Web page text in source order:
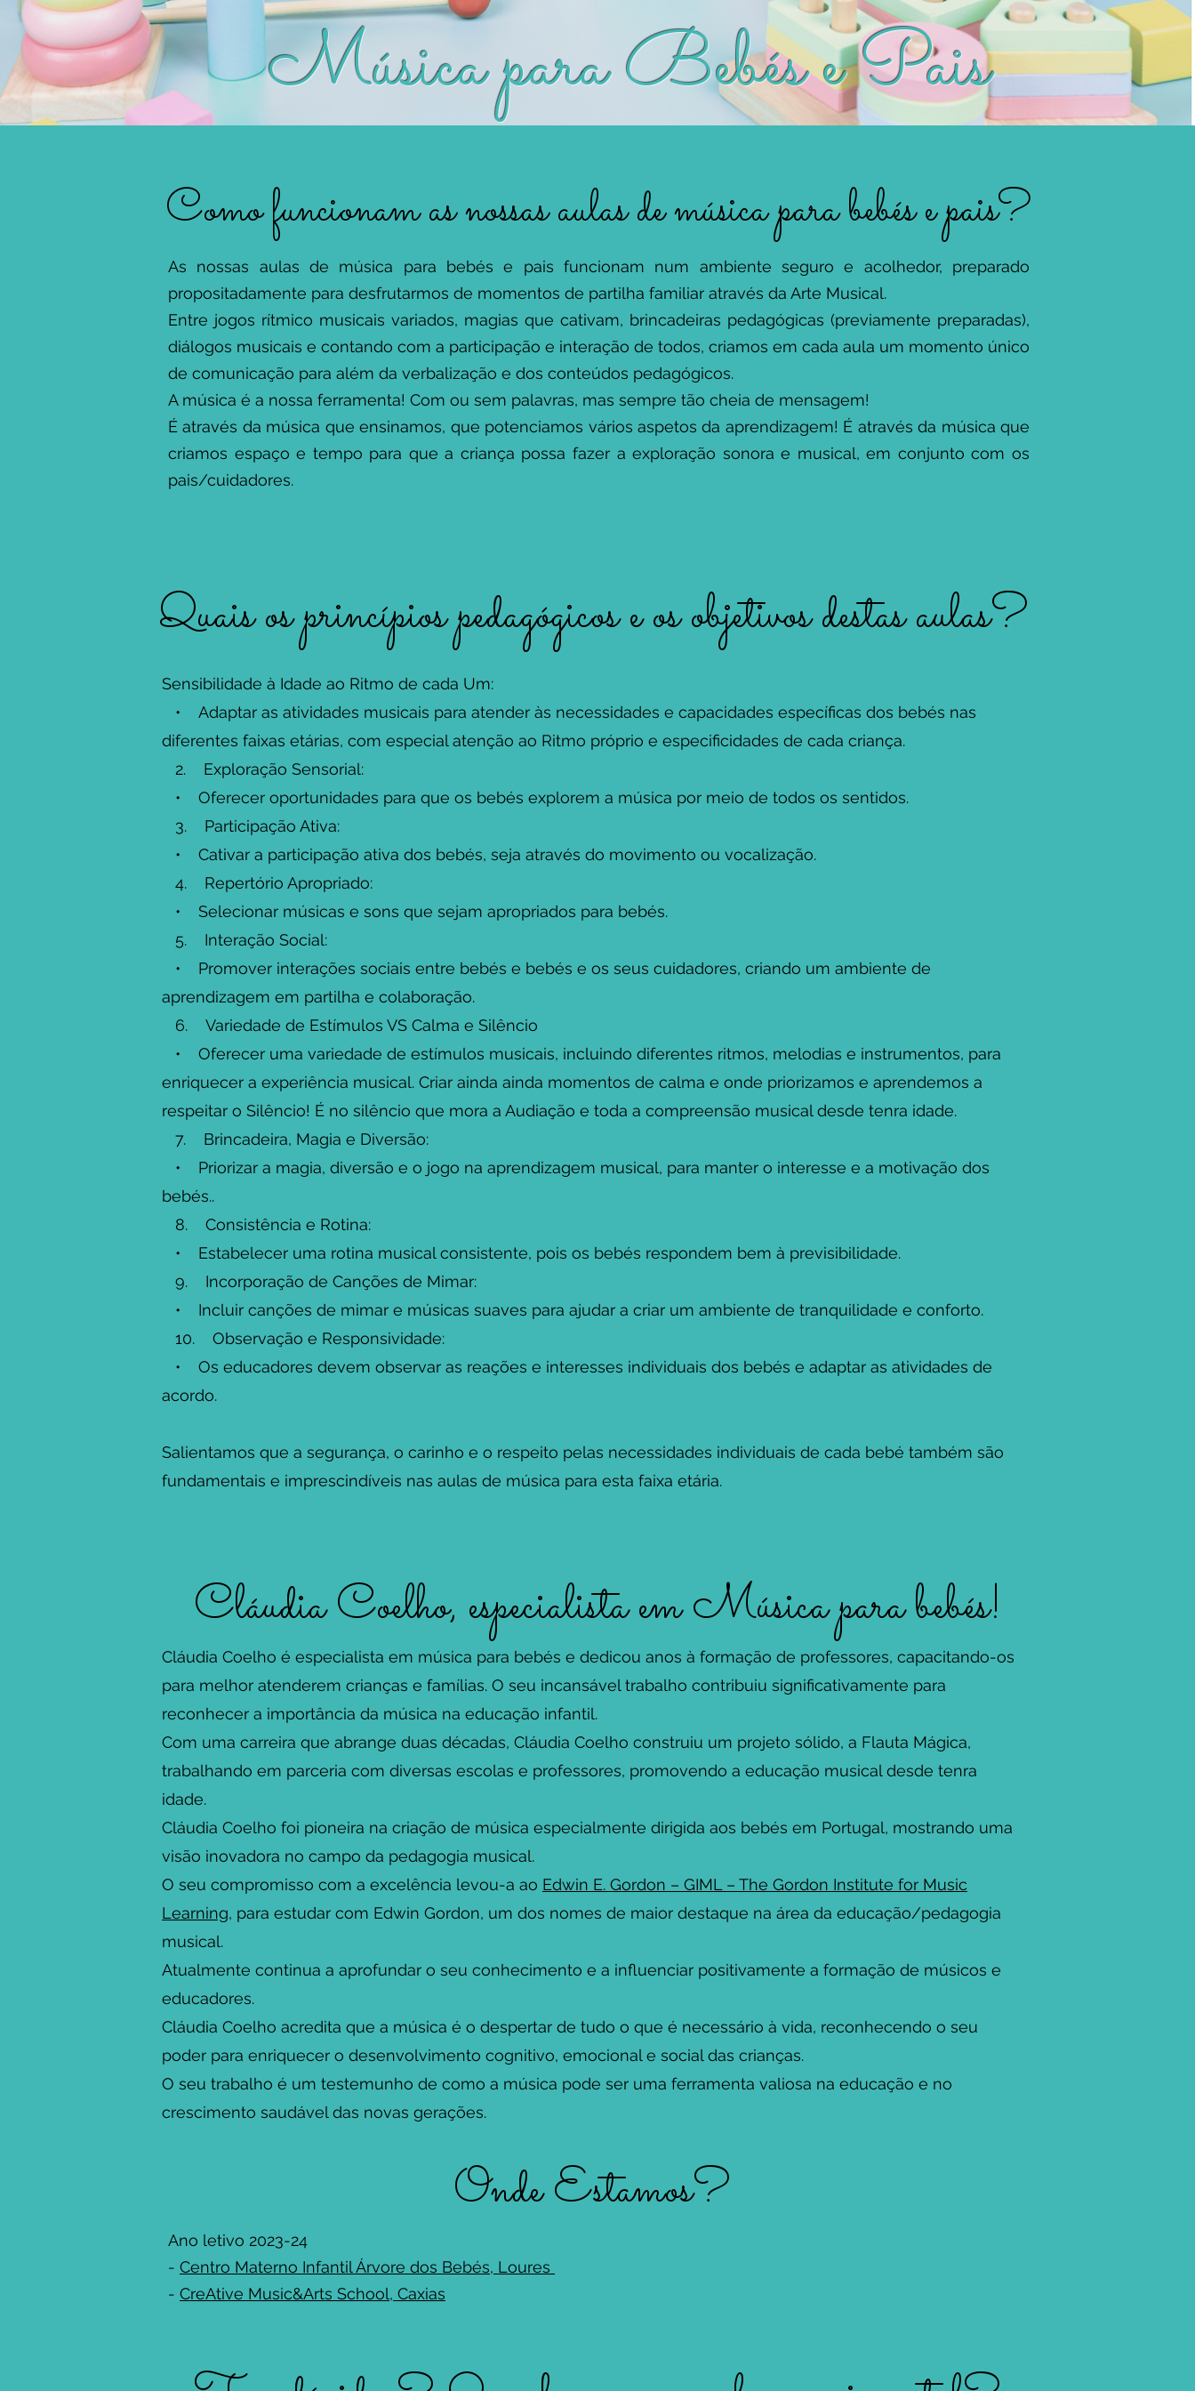
Música para Bebés e Pais
Como funcionam as nossas aulas de música para bebés e pais?
As nossas aulas de música para bebés e pais funcionam num ambiente seguro e acolhedor, preparado
propositadamente para desfrutarmos de momentos de partilha familiar através da Arte Musical.
Entre jogos rítmico musicais variados, magias que cativam, brincadeiras pedagógicas (previamente preparadas),
diálogos musicais e contando com a participação e interação de todos, criamos em cada aula um momento único
de comunicação para além da verbalização e dos conteúdos pedagógicos.
A música é a nossa ferramenta! Com ou sem palavras, mas sempre tão cheia de mensagem!
É através da música que ensinamos, que potenciamos vários aspetos da aprendizagem! É através da música que
criamos espaço e tempo para que a criança possa fazer a exploração sonora e musical, em conjunto com os
pais/cuidadores.
Quais os princípios pedagógicos e os objetivos destas aulas?
Sensibilidade à Idade ao Ritmo de cada Um:
• Adaptar as atividades musicais para atender às necessidades e capacidades específicas dos bebés nas
diferentes faixas etárias, com especial atenção ao Ritmo próprio e especificidades de cada criança.
2. Exploração Sensorial:
• Oferecer oportunidades para que os bebés explorem a música por meio de todos os sentidos.
3. Participação Ativa:
• Cativar a participação ativa dos bebés, seja através do movimento ou vocalização.
4. Repertório Apropriado:
• Selecionar músicas e sons que sejam apropriados para bebés.
5. Interação Social:
• Promover interações sociais entre bebés e bebés e os seus cuidadores, criando um ambiente de
aprendizagem em partilha e colaboração.
6. Variedade de Estímulos VS Calma e Silêncio
• Oferecer uma variedade de estímulos musicais, incluindo diferentes ritmos, melodias e instrumentos, para
enriquecer a experiência musical. Criar ainda ainda momentos de calma e onde priorizamos e aprendemos a
respeitar o Silêncio! É no silêncio que mora a Audiação e toda a compreensão musical desde tenra idade.
7. Brincadeira, Magia e Diversão:
• Priorizar a magia, diversão e o jogo na aprendizagem musical, para manter o interesse e a motivação dos
bebés..
8. Consistência e Rotina:
• Estabelecer uma rotina musical consistente, pois os bebés respondem bem à previsibilidade.
9. Incorporação de Canções de Mimar:
• Incluir canções de mimar e músicas suaves para ajudar a criar um ambiente de tranquilidade e conforto.
10. Observação e Responsividade:
• Os educadores devem observar as reações e interesses individuais dos bebés e adaptar as atividades de
acordo.
Salientamos que a segurança, o carinho e o respeito pelas necessidades individuais de cada bebé também são
fundamentais e imprescindíveis nas aulas de música para esta faixa etária.
Cláudia Coelho, especialista em Música para bebés!
Cláudia Coelho é especialista em música para bebés e dedicou anos à formação de professores, capacitando-os
para melhor atenderem crianças e famílias. O seu incansável trabalho contribuiu significativamente para
reconhecer a importância da música na educação infantil.
Com uma carreira que abrange duas décadas, Cláudia Coelho construiu um projeto sólido, a Flauta Mágica,
trabalhando em parceria com diversas escolas e professores, promovendo a educação musical desde tenra
idade.
Cláudia Coelho foi pioneira na criação de música especialmente dirigida aos bebés em Portugal, mostrando uma
visão inovadora no campo da pedagogia musical.
O seu compromisso com a excelência levou-a ao Edwin E. Gordon – GIML – The Gordon Institute for Music
Learning, para estudar com Edwin Gordon, um dos nomes de maior destaque na área da educação/pedagogia
musical.
Atualmente continua a aprofundar o seu conhecimento e a influenciar positivamente a formação de músicos e
educadores.
Cláudia Coelho acredita que a música é o despertar de tudo o que é necessário à vida, reconhecendo o seu
poder para enriquecer o desenvolvimento cognitivo, emocional e social das crianças.
O seu trabalho é um testemunho de como a música pode ser uma ferramenta valiosa na educação e no
crescimento saudável das novas gerações.
Onde Estamos?
Ano letivo 2023-24
- Centro Materno Infantil Árvore dos Bebés, Loures
- CreAtive Music&Arts School, Caxias